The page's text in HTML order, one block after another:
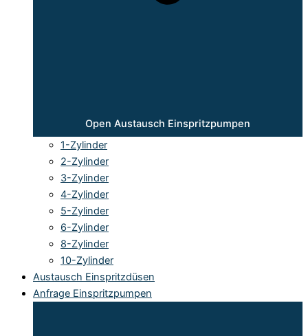
Open Austausch Einspritzpumpen
1-Zylinder
2-Zylinder
3-Zylinder
4-Zylinder
5-Zylinder
6-Zylinder
8-Zylinder
10-Zylinder
Austausch Einspritzdüsen
Anfrage Einspritzpumpen